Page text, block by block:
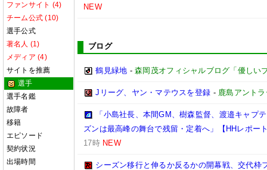
ファンサイト (4)
チーム公式 (10)
選手公式
著名人 (1)
メディア (4)
サイトを推薦
選手
選手名鑑
故障者
移籍
エピソード
契約状況
出場時間
NEW
ブログ
鶴見緑地 -森岡茂オフィシャルブログ「優しい
Jリーグ、ヤン・マテウスを登録 - 鹿島アント
「小島社長、本間GM、樹森監督、渡邉キャプ
ズンは最高峰の舞台で残留・定着へ」【HHレポー
17時 NEW
シーズン移行と伸るか反るかの開幕戦、交代枠